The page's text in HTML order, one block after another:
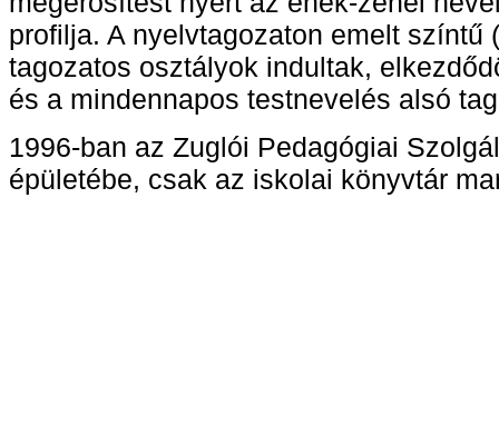
profilja. A nyelvtagozaton emelt színtű
tagozatos osztályok indultak,
és a mindennapos testnevelés alsó
1996-ban az Zuglói Pedagógiai
épületébe, csak az iskolai könyvtár